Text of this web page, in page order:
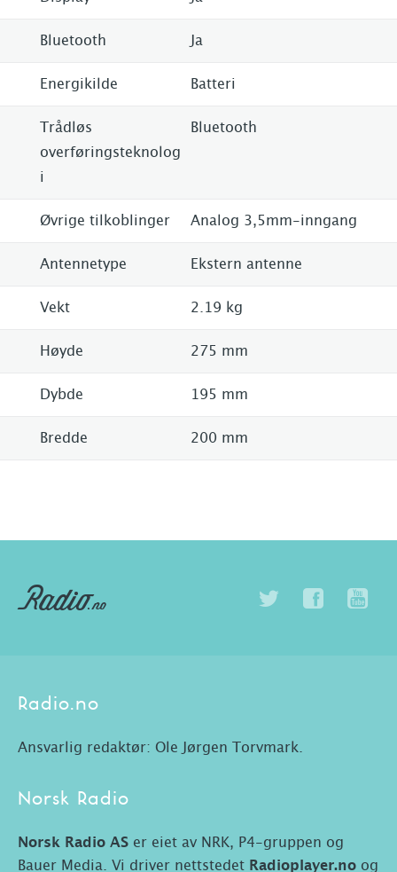
Bluetooth Ja
Energikilde Batteri
Trådløs
overføringsteknolog
i
Bluetooth
Øvrige tilkoblinger Analog 3,5mm-inngang
Antennetype Ekstern antenne
Vekt 2.19 kg
Høyde 275 mm
Dybde 195 mm
Bredde 200 mm
Radio.no
Ansvarlig redaktør: Ole Jørgen Torvmark.
Norsk Radio
Norsk Radio AS er eiet av NRK, P4-gruppen og
Bauer Media. Vi driver nettstedet Radioplayer.no og